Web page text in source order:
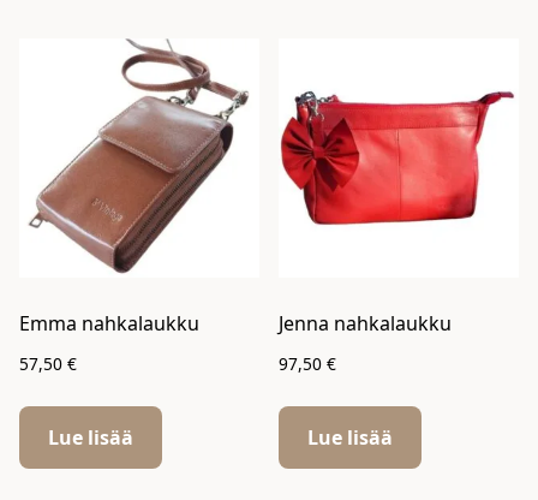
Emma nahkalaukku
57,50 €
Lue lisää
Jenna nahkalaukku
97,50€
Lue lisää